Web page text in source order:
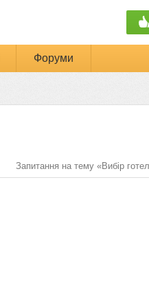
Форуми
Запитання на тему «Вибір